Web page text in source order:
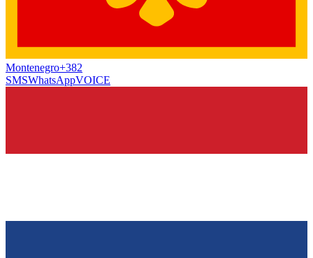
Montenegro+382
SMSWhatsAppVOICE